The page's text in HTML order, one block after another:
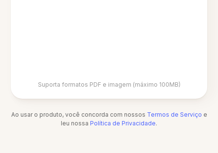
Suporta formatos PDF e imagem (máximo 100MB)
Ao usar o produto, você concorda com nossos Termos de Serviço e
leu nossa Política de Privacidade.